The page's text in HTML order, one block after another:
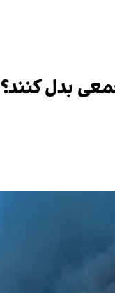
بدل کنند؟